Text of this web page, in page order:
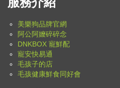
美樂狗品牌官網
阿公阿嬤碎碎念
DNKBOX 寵鮮配
寵安快易通
毛孩子的店
毛孩健康鮮食同好會